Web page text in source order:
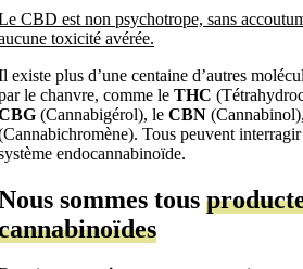
CBD est non psychotrope, sans
toxicité avérée.
existe plus d’une centaine d’autres
le chanvre, comme le THC
(Cannabigérol), le CBN
Tous peuvent
endocannabinoïde.
sommes tous